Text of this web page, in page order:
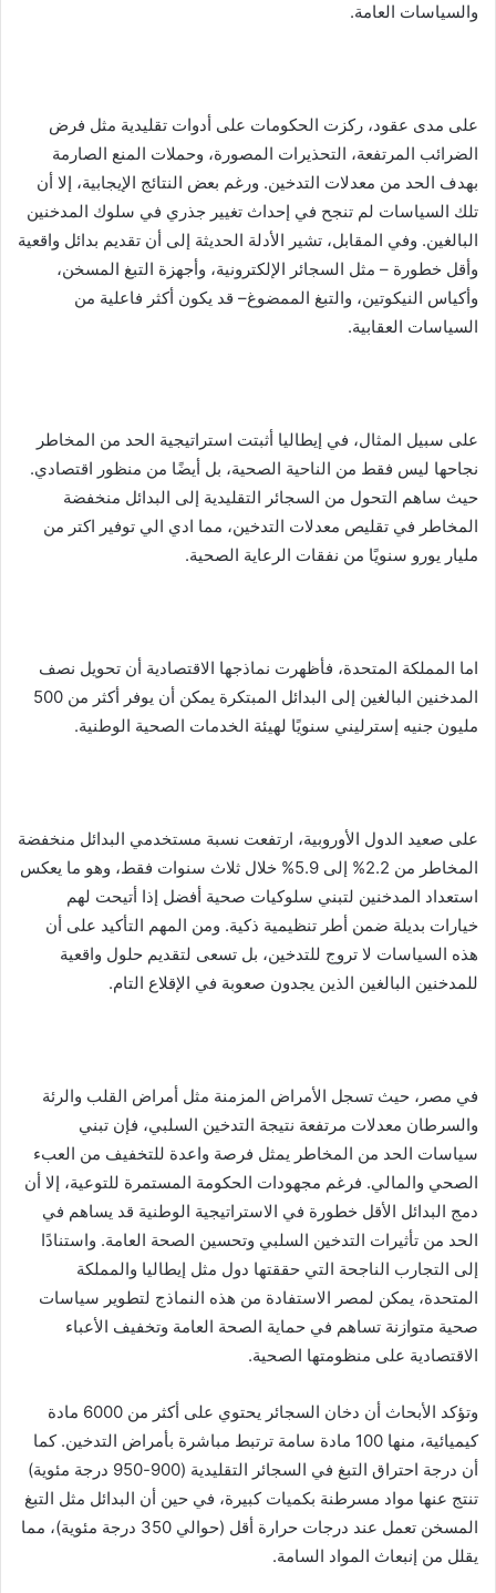
والسياسات العامة.
على مدى عقود، ركزت الحكومات على أدوات تقليدية مثل فرض
الضرائب المرتفعة، التحذيرات المصورة، وحملات المنع الصارمة
بهدف الحد من معدلات التدخين. ورغم بعض النتائج الإيجابية، إلا أن
تلك السياسات لم تنجح في إحداث تغيير جذري في سلوك المدخنين
البالغين. وفي المقابل، تشير الأدلة الحديثة إلى أن تقديم بدائل واقعية
وأقل خطورة – مثل السجائر الإلكترونية، وأجهزة التبغ المسخن،
وأكياس النيكوتين، والتبغ الممضوغ– قد يكون أكثر فاعلية من
السياسات العقابية.
على سبيل المثال، في إيطاليا أثبتت استراتيجية الحد من المخاطر
نجاحها ليس فقط من الناحية الصحية، بل أيضًا من منظور اقتصادي.
حيث ساهم التحول من السجائر التقليدية إلى البدائل منخفضة
المخاطر في تقليص معدلات التدخين، مما ادي الي توفير اكتر من
مليار يورو سنويًا من نفقات الرعاية الصحية.
اما المملكة المتحدة، فأظهرت نماذجها الاقتصادية أن تحويل نصف
المدخنين البالغين إلى البدائل المبتكرة يمكن أن يوفر أكثر من 500
مليون جنيه إسترليني سنويًا لهيئة الخدمات الصحية الوطنية.
على صعيد الدول الأوروبية، ارتفعت نسبة مستخدمي البدائل منخفضة
المخاطر من 2.2% إلى 5.9% خلال ثلاث سنوات فقط، وهو ما يعكس
استعداد المدخنين لتبني سلوكيات صحية أفضل إذا أتيحت لهم
خيارات بديلة ضمن أطر تنظيمية ذكية. ومن المهم التأكيد على أن
هذه السياسات لا تروج للتدخين، بل تسعى لتقديم حلول واقعية
للمدخنين البالغين الذين يجدون صعوبة في الإقلاع التام.
في مصر، حيث تسجل الأمراض المزمنة مثل أمراض القلب والرئة
والسرطان معدلات مرتفعة نتيجة التدخين السلبي، فإن تبني
سياسات الحد من المخاطر يمثل فرصة واعدة للتخفيف من العبء
الصحي والمالي. فرغم مجهودات الحكومة المستمرة للتوعية، إلا أن
دمج البدائل الأقل خطورة في الاستراتيجية الوطنية قد يساهم في
الحد من تأثيرات التدخين السلبي وتحسين الصحة العامة. واستنادًا
إلى التجارب الناجحة التي حققتها دول مثل إيطاليا والمملكة
المتحدة، يمكن لمصر الاستفادة من هذه النماذج لتطوير سياسات
صحية متوازنة تساهم في حماية الصحة العامة وتخفيف الأعباء
الاقتصادية على منظومتها الصحية.
وتؤكد الأبحاث أن دخان السجائر يحتوي على أكثر من 6000 مادة
كيميائية، منها 100 مادة سامة ترتبط مباشرة بأمراض التدخين. كما
أن درجة احتراق التبغ في السجائر التقليدية (900-950 درجة مئوية)
تنتج عنها مواد مسرطنة بكميات كبيرة، في حين أن البدائل مثل التبغ
المسخن تعمل عند درجات حرارة أقل (حوالي 350 درجة مئوية)، مما
يقلل من إنبعاث المواد السامة.